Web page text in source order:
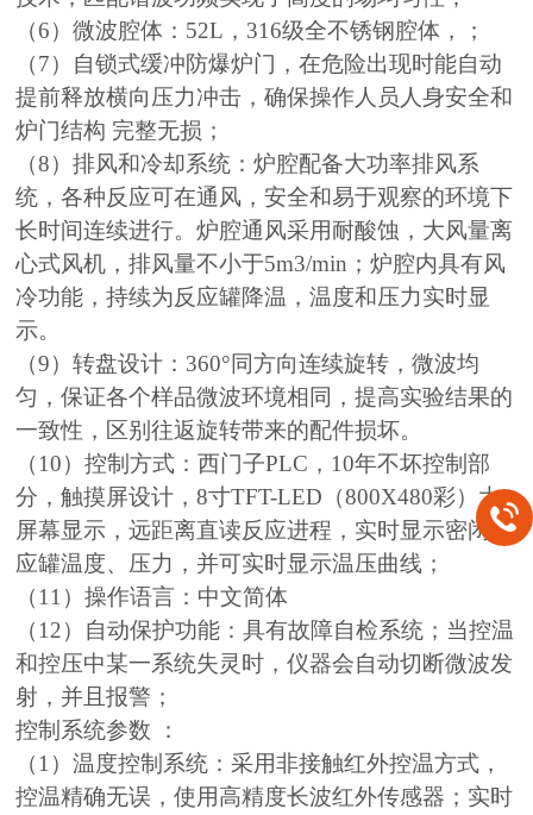
（6）微波腔体：52L，316级全不锈钢腔体，；
（7）自锁式缓冲防爆炉门，在危险出现时能自动
提前释放横向压力冲击，确保操作人员人身安全和
炉门结构 完整无损；
（8）排风和冷却系统：炉腔配备大功率排风系
统，各种反应可在通风，安全和易于观察的环境下
长时间连续进行。炉腔通风采用耐酸蚀，大风量离
心式风机，排风量不小于5m3/min；炉腔内具有风
冷功能，持续为反应罐降温，温度和压力实时显
示。
（9）转盘设计：360°同方向连续旋转，微波均
匀，保证各个样品微波环境相同，提高实验结果的
一致性，区别往返旋转带来的配件损坏。
（10）控制方式：西门子PLC，10年不坏控制部
分，触摸屏设计，8寸TFT-LED（800X480彩）大
屏幕显示，远距离直读反应进程，实时显示密闭反
应罐温度、压力，并可实时显示温压曲线；
（11）操作语言：中文简体
（12）自动保护功能：具有故障自检系统；当控温
和控压中某一系统失灵时，仪器会自动切断微波发
射，并且报警；
控制 系统参数 ：
（1）温度控制系统：采用非接触红外控温方式，
控温精确无误，使用高精度长波红外传感器；实时